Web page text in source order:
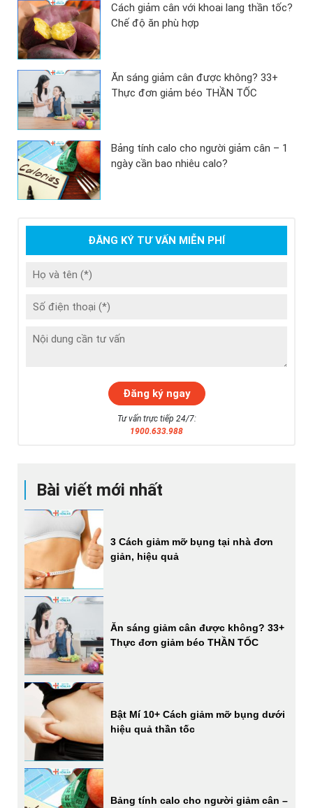
Cách giảm cân với khoai lang thần tốc?
Chế độ ăn phù hợp
Ăn sáng giảm cân được không? 33+
Thực đơn giảm béo THẦN TỐC
Bảng tính calo cho người giảm cân – 1
ngày cần bao nhiêu calo?
Bài viết mới nhất
3 Cách giảm mỡ bụng tại nhà đơn
giản, hiệu quả
Ăn sáng giảm cân được không? 33+
Thực đơn giảm béo THẦN TỐC
Bật Mí 10+ Cách giảm mỡ bụng dưới
hiệu quả thần tốc
Bảng tính calo cho người giảm cân –
ĐĂNG KÝ TƯ VẤN MIỄN PHÍ
Tư vấn trực tiếp 24/7:
1900.633.988